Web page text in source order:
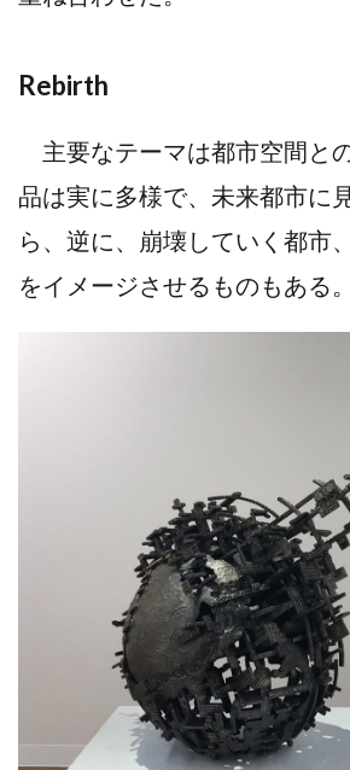
Rebirth
主要なテーマは都市空間と
品は実に多様で、未来都市に
ら、逆に、崩壊していく都市
をイメージさせるものもある。